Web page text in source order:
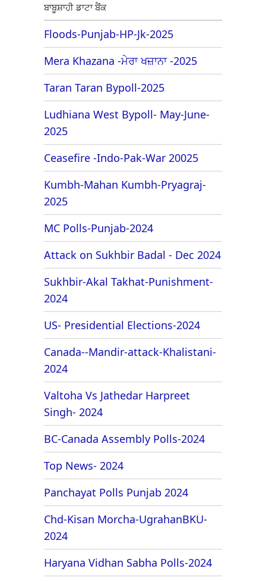
ਬਾਬੂਸ਼ਾਹੀ ਡਾਟਾ ਬੈਂਕ
Floods-Punjab-HP-Jk-2025
Mera Khazana -ਮੇਰਾ ਖਜ਼ਾਨਾ -2025
Taran Taran Bypoll-2025
Ludhiana West Bypoll- May-June-
2025
Ceasefire -Indo-Pak-War 20025
Kumbh-Mahan Kumbh-Pryagraj-
2025
MC Polls-Punjab-2024
Attack on Sukhbir Badal - Dec 2024
Sukhbir-Akal Takhat-Punishment-
2024
US- Presidential Elections-2024
Canada--Mandir-attack-Khalistani-
2024
Valtoha Vs Jathedar Harpreet
Singh- 2024
BC-Canada Assembly Polls-2024
Top News- 2024
Panchayat Polls Punjab 2024
Chd-Kisan Morcha-UgrahanBKU-
2024
Haryana Vidhan Sabha Polls-2024